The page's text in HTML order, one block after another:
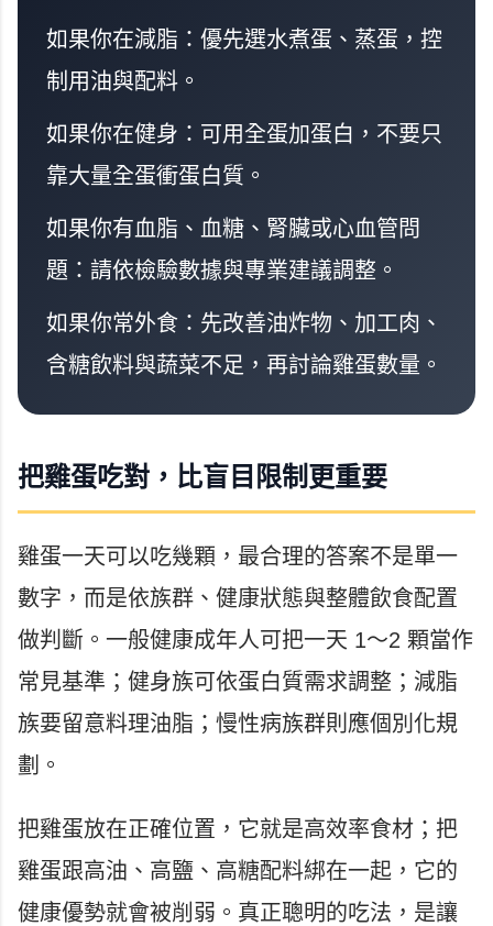
如果你在減脂：優先選水煮蛋、蒸蛋，控
制用油與配料。
如果你在健身：可用全蛋加蛋白，不要只
靠大量全蛋衝蛋白質。
如果你有血脂、血糖、腎臟或心血管問
題：請依檢驗數據與專業建議調整。
如果你常外食：先改善油炸物、加工肉、
含糖飲料與蔬菜不足，再討論雞蛋數量。
把雞蛋吃對，比盲目限制更重要
雞蛋一天可以吃幾顆，最合理的答案不是單一
數字，而是依族群、健康狀態與整體飲食配置
做判斷。一般健康成年人可把一天 1～2 顆當作
常見基準；健身族可依蛋白質需求調整；減脂
族要留意料理油脂；慢性病族群則應個別化規
劃。
把雞蛋放在正確位置，它就是高效率食材；把
雞蛋跟高油、高鹽、高糖配料綁在一起，它的
健康優勢就會被削弱。真正聰明的吃法，是讓